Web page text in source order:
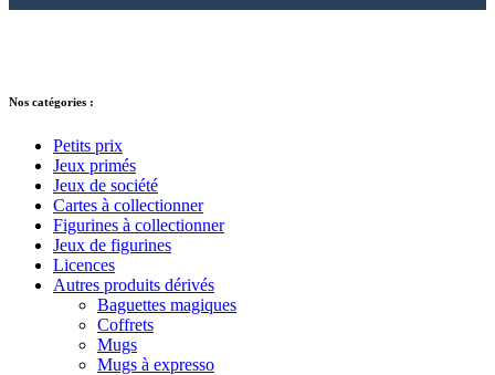
Nos catégories :
Petits prix
Jeux primés
Jeux de société
Cartes à collectionner
Figurines à collectionner
Jeux de figurines
Licences
Autres produits dérivés
Baguettes magiques
Coffrets
Mugs
Mugs à expresso